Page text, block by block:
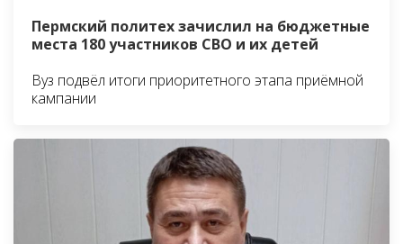
Пермский политех зачислил на бюджетные
места 180 участников СВО и их детей
Вуз подвёл итоги приоритетного этапа приёмной
кампании